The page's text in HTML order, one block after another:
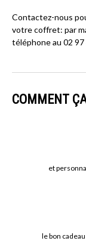
Contactez-nous
votre coffret: par
téléphone au 02 97
COMMENT
et
le bon